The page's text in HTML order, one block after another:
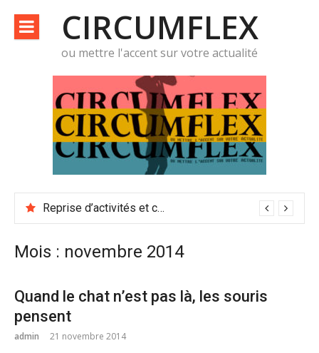
contenu
CIRCUMFLEX
ou mettre l'accent sur votre actualité
Reprise d’activités et conditions de travail
Mois : novembre 2014
Quand le chat n’est pas là, les souris
pensent
admin 21 novembre 2014